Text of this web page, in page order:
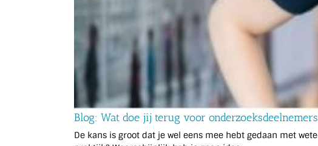
Blog: Wat doe jij terug voor
De kans is groot dat je wel eens mee hebt gedaan met